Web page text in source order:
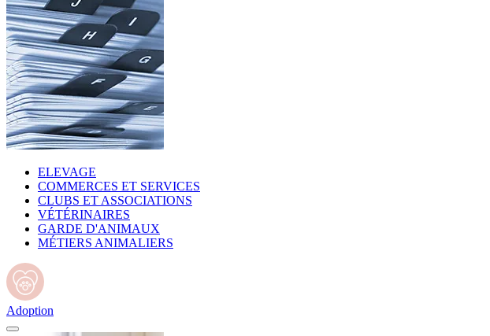
ELEVAGE
COMMERCES ET SERVICES
CLUBS ET ASSOCIATIONS
VÉTÉRINAIRES
GARDE D'ANIMAUX
MÉTIERS ANIMALIERS
Adoption